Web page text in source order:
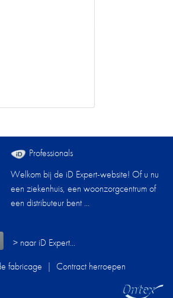
Professionals
Welkom bij de iD Expert-website! Of u nu
een ziekenhuis, een woonzorgcentrum of
een distributeur bent ...
> naar iD Expert...
fabricage | Contract herroepen